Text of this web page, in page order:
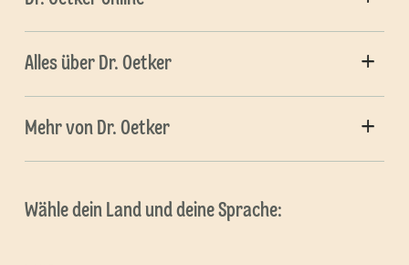
Alles über Dr. Oetker
Mehr von Dr. Oetker
Wähle dein Land und deine Sprache: